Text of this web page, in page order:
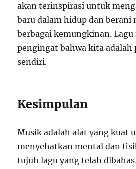
akan terinspirasi untuk
baru dalam hidup dan berani
berbagai kemungkinan.
pengingat bahwa kita
sendiri.
Kesimpulan
Musik adalah alat yang kuat
menyehatkan mental dan
tujuh lagu yang telah